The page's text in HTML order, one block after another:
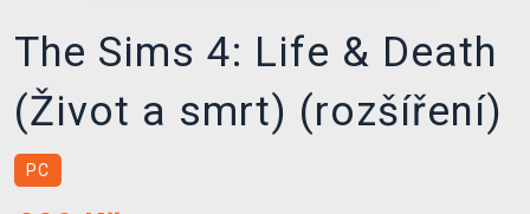
The Sims 4: Life & Death
(Život a smrt) (rozšíření)
PC